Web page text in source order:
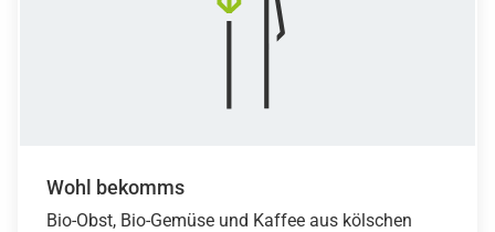
Wohl bekomms
Bio-Obst, Bio-Gemüse und Kaffee aus kölschen